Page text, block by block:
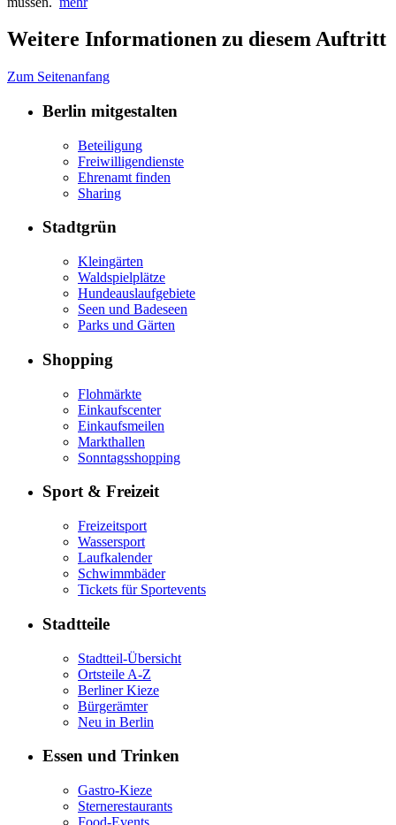
Weitere Informationen zu diesem Auftritt
Zum Seitenanfang
Berlin mitgestalten
Beteiligung
Freiwilligendienste
Ehrenamt finden
Sharing
Stadtgrün
Kleingärten
Waldspielplätze
Hundeauslaufgebiete
Seen und Badeseen
Parks und Gärten
Shopping
Flohmärkte
Einkaufscenter
Einkaufsmeilen
Markthallen
Sonntagsshopping
Sport & Freizeit
Freizeitsport
Wassersport
Laufkalender
Schwimmbäder
Tickets für Sportevents
Stadtteile
Stadtteil-Übersicht
Ortsteile A-Z
Berliner Kieze
Bürgerämter
Neu in Berlin
Essen und Trinken
Gastro-Kieze
Sternerestaurants
Food-Events